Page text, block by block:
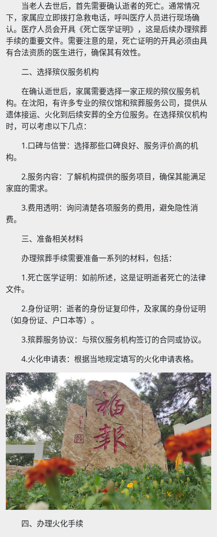
当老人去世后，首先需要确认逝者的死亡。通常情况
下，家属应立即拨打急救电话，呼叫医疗人员进行现场确
认。医疗人员会开具《死亡医学证明》，这是后续办理殡葬
手续的重要文件。需要注意的是，死亡证明的开具必须由具
有合法资质的医生进行，确保其有效性。
二、选择殡仪服务机构
在确认逝世后，家属需要选择一家正规的殡仪服务机
构。在沈阳，有许多专业的殡仪馆和殡葬服务公司，提供从
遗体接运、火化到后续安葬的全方位服务。在选择殡仪机构
时，可以考虑以下几点：
1.口碑与信誉：选择那些口碑良好、服务评价高的机
构。
2.服务内容：了解机构提供的服务项目，确保其能满足
家庭的需求。
3.费用透明：询问清楚各项服务的费用，避免隐性消
费。
三、准备相关材料
办理殡葬手续需要准备一系列的材料，包括：
1.死亡医学证明：如前所述，这是证明逝者死亡的法律
文件。
2.身份证明：逝者的身份证复印件，及家属的身份证明
（如身份证、户口本等）。
3.殡葬服务协议：与殡仪服务机构签订的合同或协议。
4.火化申请表：根据当地规定填写的火化申请表格。
四、办理火化手续